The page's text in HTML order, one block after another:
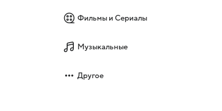
Фильмы и Сериалы
Музыкальные
Другое